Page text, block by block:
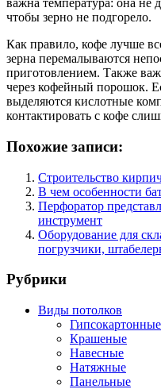
важна температура: она
чтобы зерно не подгорело.
Как правило, кофе лучше
зерна перемалываются
приготовлением. Также
через кофейный порошок.
выделяются кислотные
контактировать с кофе
Похожие записи:
Строительство
В чем особенности
Перфоратор
инструмент
Оборудование для
погрузчики,
Рубрики
Виды потолков
Гипсокартонные
Крашеные
Навесные
Натяжные
Панельные